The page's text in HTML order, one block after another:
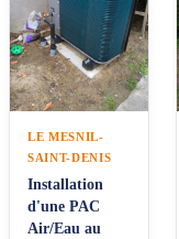
LE MESNIL-
SAINT-DENIS
Installation
d'une PAC
Air/Eau au